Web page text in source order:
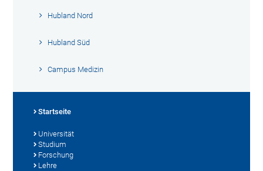
Hubland Nord
Hubland Süd
Campus Medizin
Startseite
Universität
Studium
Forschung
Lehre